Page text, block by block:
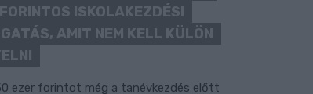
ISKOLAKEZDÉSI
AMIT NEM KELL KÜLÖN
ezer forintot még a tanévkezdés előtt